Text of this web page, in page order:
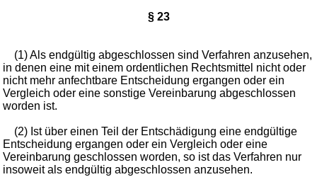
§ 23
(1) Als endgültig abgeschlossen sind Verfahren anzusehen,
in denen eine mit einem ordentlichen Rechtsmittel nicht oder
nicht mehr anfechtbare Entscheidung ergangen oder ein
Vergleich oder eine sonstige Vereinbarung abgeschlossen
worden ist.
(2) Ist über einen Teil der Entschädigung eine endgültige
Entscheidung ergangen oder ein Vergleich oder eine
Vereinbarung geschlossen worden, so ist das Verfahren nur
insoweit als endgültig abgeschlossen anzusehen.